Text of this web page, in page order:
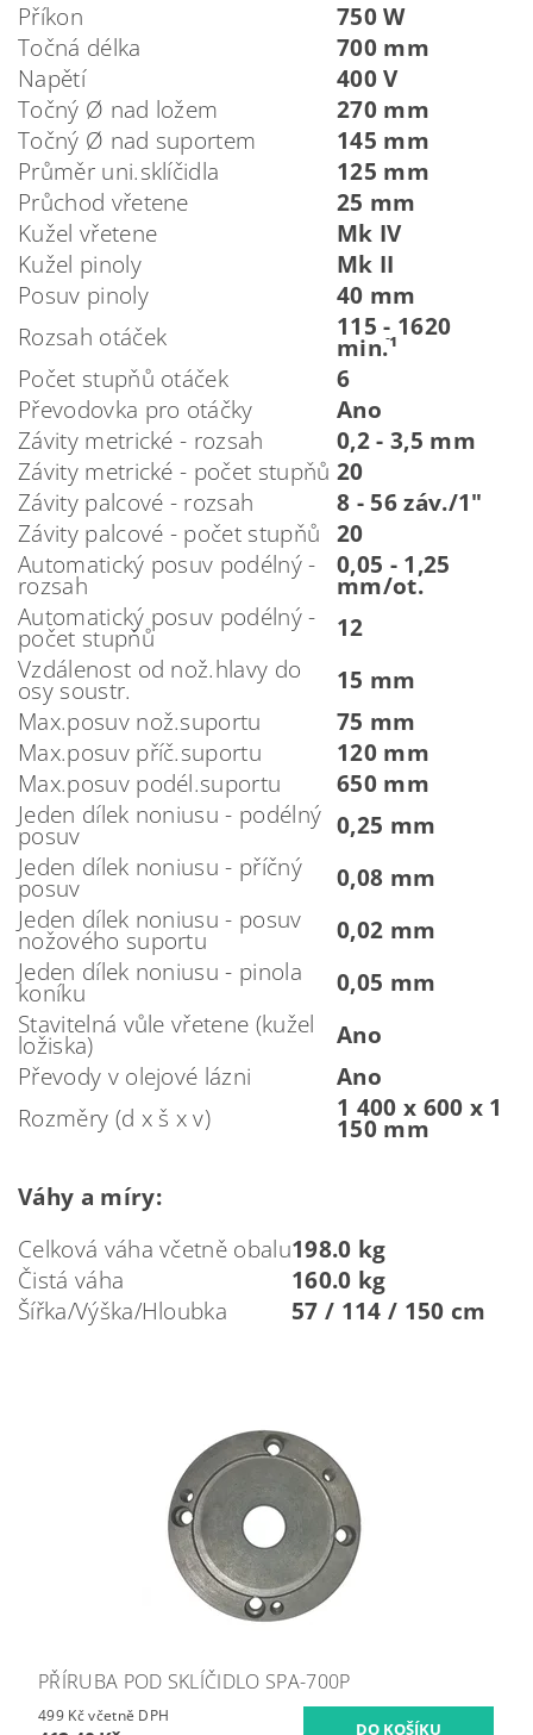
Příkon
750 W
Točná délka
700 mm
Napětí
400 V
Točný Ø nad ložem
270 mm
Točný Ø nad suportem
145 mm
Průměr uni.sklíčidla
125 mm
Průchod vřetene
25 mm
Kužel vřetene
Mk IV
Kužel pinoly
Mk II
Posuv pinoly
40 mm
Rozsah otáček
115 - 1620
min.ֿ¹
Počet stupňů otáček
6
Převodovka pro otáčky
Ano
Závity metrické - rozsah
0,2 - 3,5 mm
Závity metrické - počet stupňů 20
Závity palcové - rozsah
8 - 56 záv./1"
Závity palcové - počet stupňů 20
Automatický posuv podélný -
rozsah
0,05 - 1,25
mm/ot.
Automatický posuv podélný -
počet stupňů
12
Vzdálenost od nož.hlavy do
osy soustr.
15 mm
Max.posuv nož.suportu
75 mm
Max.posuv příč.suportu
120 mm
Max.posuv podél.suportu
650 mm
Jeden dílek noniusu - podélný
posuv
0,25 mm
Jeden dílek noniusu - příčný
posuv
0,08 mm
Jeden dílek noniusu - posuv
nožového suportu
0,02 mm
Jeden dílek noniusu - pinola
koníku
0,05 mm
Stavitelná vůle vřetene (kužel
ložiska)
Ano
Převody v olejové lázni
Ano
Rozměry (d x š x v)
1 400 x 600 x 1
150 mm
Váhy a míry:
Celková váha včetně obalu198.0 kg
Čistá váha
160.0 kg
Šířka/Výška/Hloubka
57 / 114 / 150 cm
PŘÍRUBA POD SKLÍČIDLO SPA-700P
499 Kč včetně DPH